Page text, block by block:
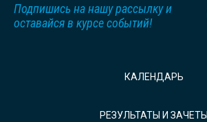
Подпишись на нашу рассылку и
оставайся в курсе событий!
КАЛЕНДАРЬ
РЕЗУЛЬТАТЫ И ЗАЧЕТЫ